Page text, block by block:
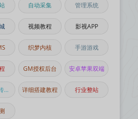
自动采集 管理系统
视频教程 影视APP
织梦内核 手游游戏
GM授权后台 安卓苹果双端
战神引擎传奇手游 详细搭建教程 行业整站